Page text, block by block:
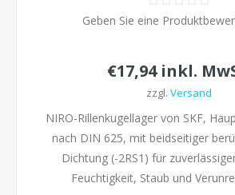
Geben Sie eine
€17,94 inkl.
zzgl. Versand
NIRO-Rillenkugellager von SKF,
nach DIN 625, mit beidseitiger
Dichtung (-2RS1) für
Feuchtigkeit, Staub und